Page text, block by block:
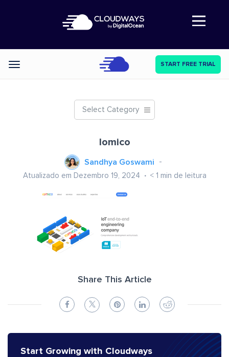
Abre a navegação
Categories START FREE TRIAL
Select Category
Iomico
Sandhya Goswami
Atualizado em Dezembro 19, 2024 < 1 min de leitura
Share This Article
Start Growing with Cloudways